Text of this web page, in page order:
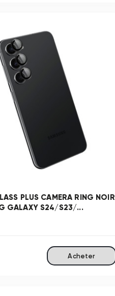
PLUS CAMERA RING NOIR
GALAXY S24/S23/...
Acheter